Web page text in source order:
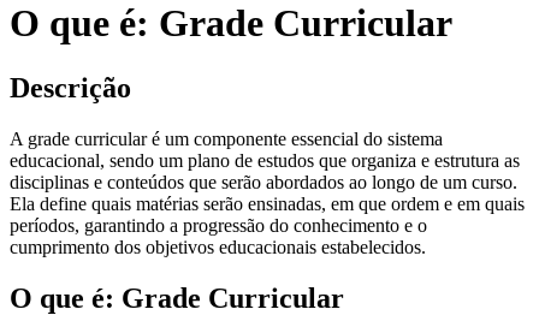
O que é: Grade Curricular
Descrição
A grade curricular é um componente essencial do sistema
educacional, sendo um plano de estudos que organiza e estrutura as
disciplinas e conteúdos que serão abordados ao longo de um curso.
Ela define quais matérias serão ensinadas, em que ordem e em quais
períodos, garantindo a progressão do conhecimento e o
cumprimento dos objetivos educacionais estabelecidos.
O que é: Grade Curricular